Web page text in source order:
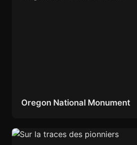
Oregon National Monument